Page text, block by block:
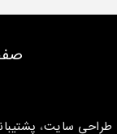
طراحی سایت،